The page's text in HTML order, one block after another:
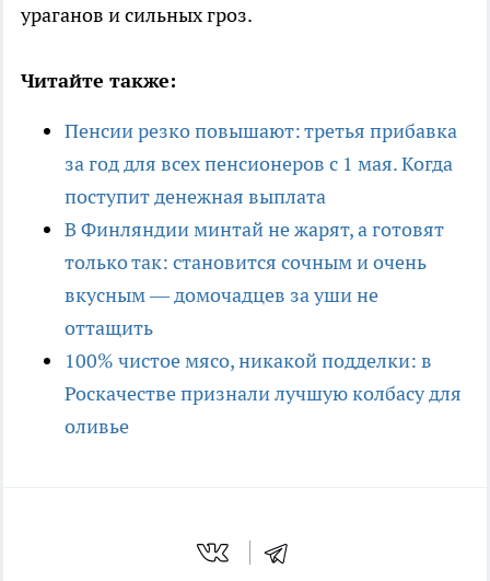
ураганов и сильных гроз.
Читайте также:
Пенсии резко повышают: третья прибавка
за год для всех пенсионеров с 1 мая. Когда
поступит денежная выплата
В Финляндии минтай не жарят, а готовят
только так: становится сочным и очень
вкусным — домочадцев за уши не
оттащить
100% чистое мясо, никакой подделки: в
Роскачестве признали лучшую колбасу для
оливье